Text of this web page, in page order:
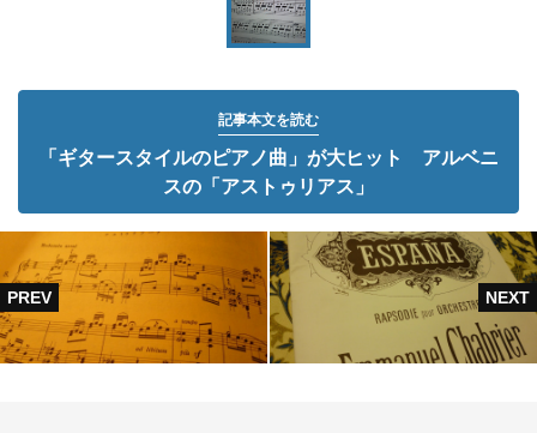
記事本文を読む
「ギタースタイルのピアノ曲」が大ヒット アルベニ
スの「アストゥリアス」